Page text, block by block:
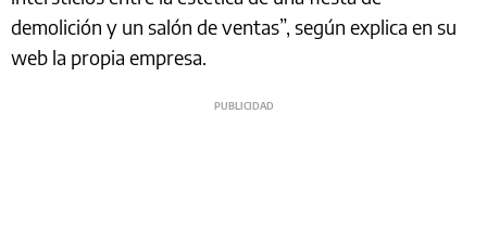
demolición y un salón de ventas”, según explica en su
web la propia empresa.